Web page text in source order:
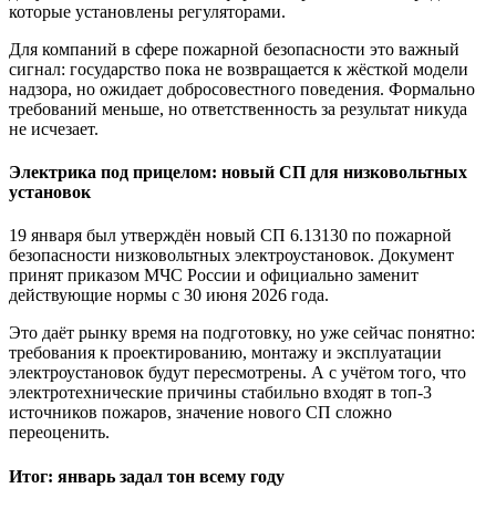
которые установлены регуляторами.
Для компаний в сфере пожарной безопасности это важный
сигнал: государство пока не возвращается к жёсткой модели
надзора, но ожидает добросовестного поведения. Формально
требований меньше, но ответственность за результат никуда
не исчезает.
Электрика под прицелом: новый СП для низковольтных
установок
19 января был утверждён новый СП 6.13130 по пожарной
безопасности низковольтных электроустановок. Документ
принят приказом МЧС России и официально заменит
действующие нормы с 30 июня 2026 года.
Это даёт рынку время на подготовку, но уже сейчас понятно:
требования к проектированию, монтажу и эксплуатации
электроустановок будут пересмотрены. А с учётом того, что
электротехнические причины стабильно входят в топ-3
источников пожаров, значение нового СП сложно
переоценить.
Итог: январь задал тон всему году